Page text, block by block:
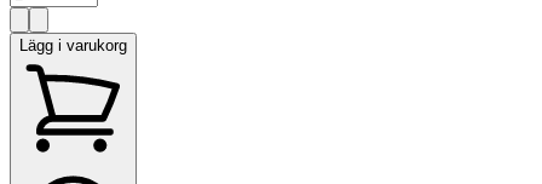
Lägg i varukorg